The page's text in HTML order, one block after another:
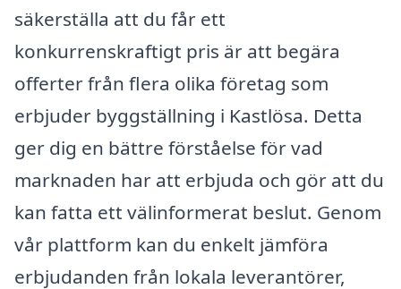
säkerställa att du får ett
konkurrenskraftigt pris är att begära
offerter från flera olika företag som
erbjuder byggställning i Kastlösa. Detta
ger dig en bättre förståelse för vad
marknaden har att erbjuda och gör att du
kan fatta ett välinformerat beslut. Genom
vår plattform kan du enkelt jämföra
erbjudanden från lokala leverantörer,